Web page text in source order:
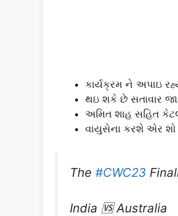
કાર્યક્રમ ને અપાઇ
થઇ શકે છે સતાવાર
અમિત શાહ સહિત
વાયુસેના કરશે એર શો
The #CWC23
India 🆚 Australia